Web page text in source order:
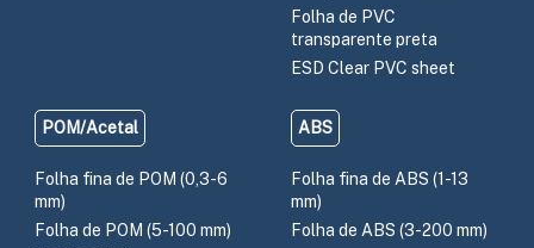
Folha de PVC
transparente preta
ESD Clear PVC sheet
POM/Acetal
Folha fina de POM (0,3-6
mm)
Folha de POM (5-100 mm)
ABS
Folha fina de ABS (1-13
mm)
Folha de ABS (3-200 mm)